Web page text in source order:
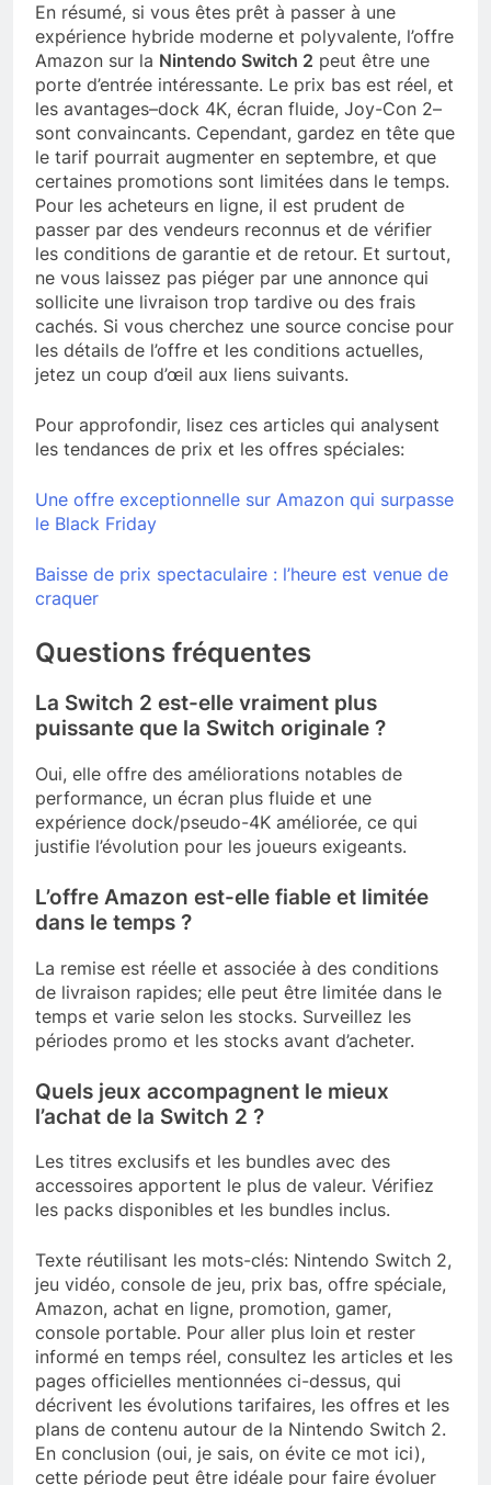
En résumé, si vous êtes prêt à passer à une
expérience hybride moderne et polyvalente, l’offre
Amazon sur la Nintendo Switch 2 peut être une
porte d’entrée intéressante. Le prix bas est réel, et
les avantages–dock 4K, écran fluide, Joy-Con 2–
sont convaincants. Cependant, gardez en tête que
le tarif pourrait augmenter en septembre, et que
certaines promotions sont limitées dans le temps.
Pour les acheteurs en ligne, il est prudent de
passer par des vendeurs reconnus et de vérifier
les conditions de garantie et de retour. Et surtout,
ne vous laissez pas piéger par une annonce qui
sollicite une livraison trop tardive ou des frais
cachés. Si vous cherchez une source concise pour
les détails de l’offre et les conditions actuelles,
jetez un coup d’œil aux liens suivants.
Pour approfondir, lisez ces articles qui analysent
les tendances de prix et les offres spéciales:
Une offre exceptionnelle sur Amazon qui surpasse
le Black Friday
Baisse de prix spectaculaire : l’heure est venue de
craquer
Questions fréquentes
La Switch 2 est-elle vraiment plus
puissante que la Switch originale ?
Oui, elle offre des améliorations notables de
performance, un écran plus fluide et une
expérience dock/pseudo-4K améliorée, ce qui
justifie l’évolution pour les joueurs exigeants.
L’offre Amazon est-elle fiable et limitée
dans le temps ?
La remise est réelle et associée à des conditions
de livraison rapides; elle peut être limitée dans le
temps et varie selon les stocks. Surveillez les
périodes promo et les stocks avant d’acheter.
Quels jeux accompagnent le mieux
l’achat de la Switch 2 ?
Les titres exclusifs et les bundles avec des
accessoires apportent le plus de valeur. Vérifiez
les packs disponibles et les bundles inclus.
Texte réutilisant les mots-clés: Nintendo Switch 2,
jeu vidéo, console de jeu, prix bas, offre spéciale,
Amazon, achat en ligne, promotion, gamer,
console portable. Pour aller plus loin et rester
informé en temps réel, consultez les articles et les
pages officielles mentionnées ci-dessus, qui
décrivent les évolutions tarifaires, les offres et les
plans de contenu autour de la Nintendo Switch 2.
En conclusion (oui, je sais, on évite ce mot ici),
cette période peut être idéale pour faire évoluer